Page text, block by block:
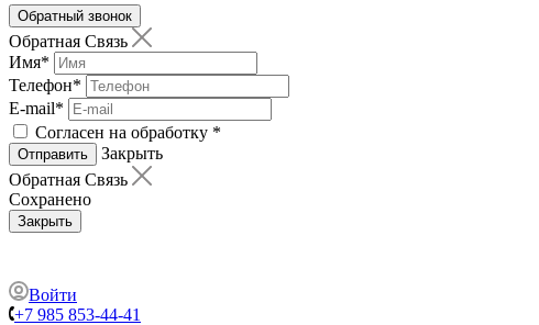
Обратный звонок
Обратная Связь
Имя*
Телефон*
E-mail*
Согласен на обработку *
Отправить
Закрыть
Обратная Связь
Сохранено
Закрыть
Войти
+7 985 853-44-41